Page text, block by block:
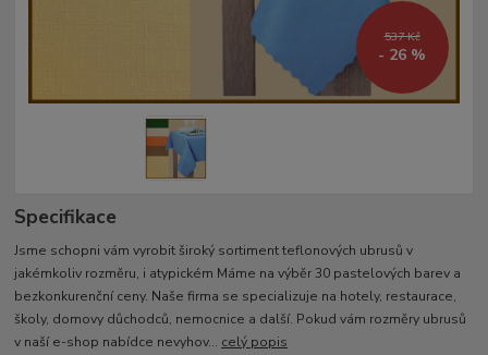
537 Kč
- 26 %
Specifikace
Jsme schopni vám vyrobit široký sortiment teflonových ubrusů v
jakémkoliv rozměru, i atypickém Máme na výběr 30 pastelových barev a
bezkonkurenční ceny. Naše firma se specializuje na hotely, restaurace,
školy, domovy důchodců, nemocnice a další. Pokud vám rozměry ubrusů
v naší e-shop nabídce nevyhov... celý popis